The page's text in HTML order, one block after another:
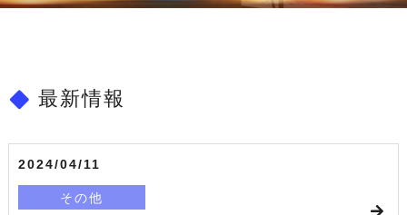
最新情報
2024/04/11
その他